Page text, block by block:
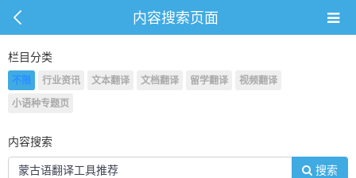
内容搜索页面
栏目分类
不限 行业资讯 文本翻译 文档翻译 留学翻译
视频翻译
小语种专题页
内容搜索
搜索